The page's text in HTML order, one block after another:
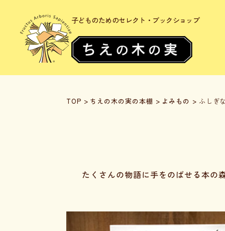
子どものためのセレクト・ブックショップ
TOP > ちえの木の実の本棚 > よみもの > ふしぎ
たくさんの物語に手をのばせる本の